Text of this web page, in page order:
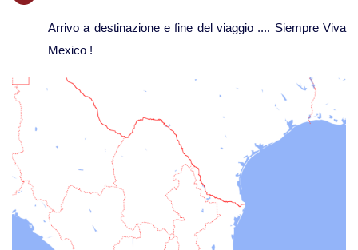
Arrivo a destinazione e fine del viaggio .... Siempre Viva
Mexico !